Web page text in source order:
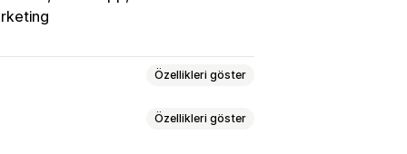
Özellikleri göster
Özellikleri göster